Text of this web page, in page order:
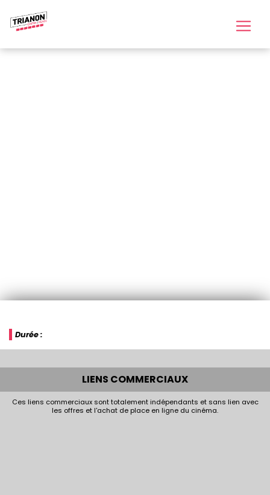
Durée :
LIENS COMMERCIAUX
Ces liens commerciaux sont totalement indépendants et sans lien avec
les offres et l'achat de place en ligne du cinéma.